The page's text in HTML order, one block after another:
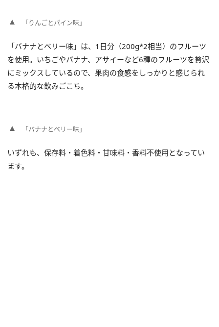
「りんごとパイン味」
「バナナとベリー味」は、1日分（200g*2相当）のフルーツ
を使用。いちごやバナナ、アサイーなど6種のフルーツを贅沢
にミックスしているので、果肉の食感をしっかりと感じられ
る本格的な飲みごこち。
「バナナとベリー味」
いずれも、保存料・着色料・甘味料・香料不使用となってい
ます。